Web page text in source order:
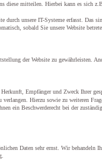
diese mitteilen. Hierbei kann es sich
durch unsere IT-Systeme erfasst.
sobald Sie unsere Website
der Website zu gewährleisten.
Empfänger und Zweck Ihrer
Hierzu sowie zu weiteren
ein Beschwerderecht bei der
Daten sehr ernst. Wir behandeln